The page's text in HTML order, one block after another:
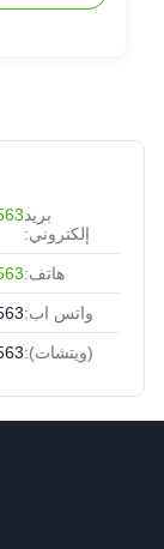
بريد
إلكتروني:
هاتف:
واتس اب:
(ويتشات):